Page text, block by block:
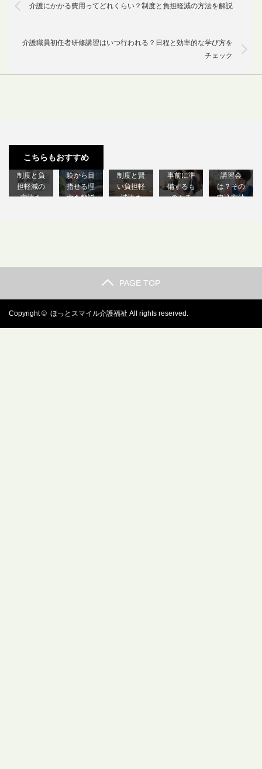
介護にかかる費用ってどれくらい？制度と負担軽減の方法を解説
介護職員初任者研修講習はいつ行われる？日程と効率的な学び方を
チェック
こちらもおすすめ
ってどれ
制度と負
担軽減の
方法を
んな内
容？未経
験から目
指せる理
由を解説
制度と賢
い負担軽
減法ま
事前に準
備するも
のもチ
講習会
は？その
申込方法
PAGE TOP
Copyright © ほっとスマイル介護福祉 All rights reserved.